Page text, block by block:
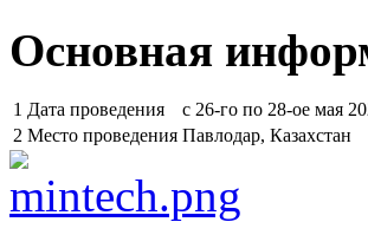
Основная
1 Дата проведения
с 26-го по 28-ое мая
2 Место проведения Павлодар, Казахстан